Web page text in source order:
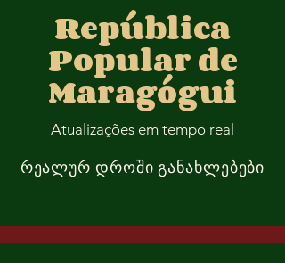
República
Popular de
Maragógui
Atualizações em tempo real
რეალურ დროში განახლებები